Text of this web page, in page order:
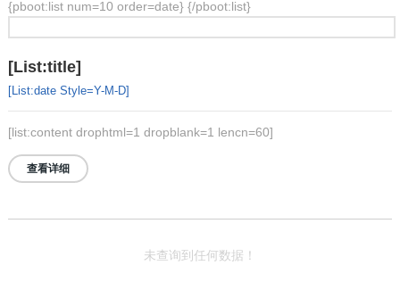
{pboot:list num=10 order=date}
[list:title]
[list:date Style=Y-M-D]
[list:content drophtml=1 dropblank=1 lencn=60]
查看详细
{/pboot:list}
未查询到任何数据！